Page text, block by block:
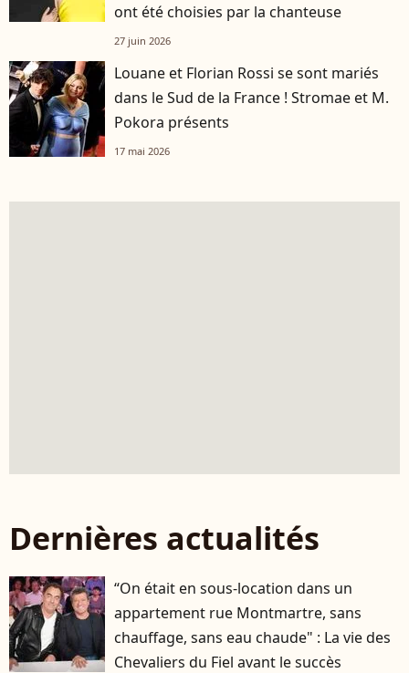
ont été choisies par la chanteuse
27 juin 2026
Louane et Florian Rossi se sont mariés
dans le Sud de la France ! Stromae et M.
Pokora présents
17 mai 2026
Dernières actualités
“On était en sous-location dans un
appartement rue Montmartre, sans
chauffage, sans eau chaude" : La vie des
Chevaliers du Fiel avant le succès